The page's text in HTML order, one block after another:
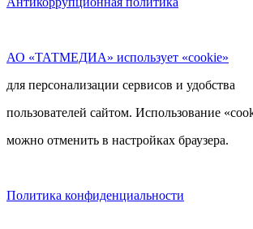
АО «ТАТМЕДИА» использует «cookie»
для персонализации сервисов и удобства
пользователей сайтом. Использование
можно отменить в настройках браузера.
Политика конфиденциальности